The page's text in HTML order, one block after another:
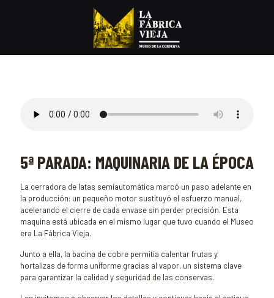
5ª PARADA: MAQUINARIA DE LA ÉPOCA
La cerradora de latas semiautomática marcó un paso adelante en
la producción: un pequeño motor sustituyó el esfuerzo manual,
acelerando el cierre de cada envase sin perder precisión. Esta
maquina está ubicada en el mismo lugar que tuvo cuando el Museo
era La Fábrica Vieja.
Junto a ella, la bacina de cobre permitía calentar frutas y
hortalizas de forma uniforme gracias al vapor, un sistema clave
para garantizar la calidad y seguridad de las conservas.